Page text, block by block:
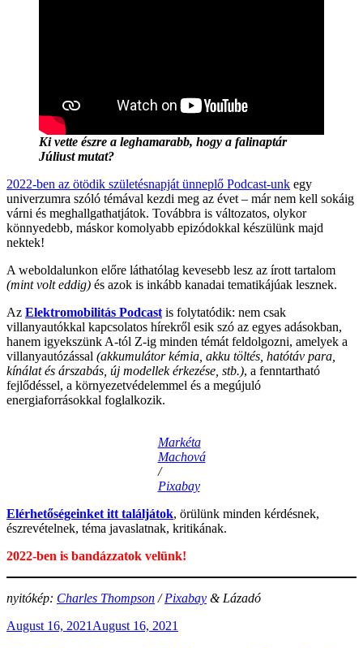
Ki vette észre a leghamarabb, hogy a falinaptár
Júliust mutat?
2022-ben az ötödik születésnapját ünneplő Podcast-unk egy
univerzumra szóló témával kezdi meg az évet – már nem kell sokáig
várni és meghallgathatjátok. Továbbra is változatos, olykor
könnyedebb, máskor komolyabb epizódokkal készülünk majd
nektek!
A weboldalunkon előre láthatólag kevesebb lesz az írott tartalom
(mint volt eddig) és azok is inkább kanadai tematikájúak lesznek.
Az Elektromobilitás Podcast is folytatódik: nem csak
villanyautókkal kapcsolatos hírekről esik szó az egyes adásokban,
hanem igyekszünk A-tól Z-ig minden témát feldolgozni, amelyek a
villanyautózással (akkumulátor kémia, akku töltés, hatótáv para,
kínálat és árszabás, új modellek érkezése, stb.), a fenntartható
fejlődéssel, a környezetvédelemmel és a megújuló
energiaforrásokkal foglalkozik.
Markéta
Machová
/
Pixabay
Elérhetőségeinket itt találjátok, örülünk minden kérdésnek,
észrevételnek, téma javaslatnak, kritikának.
2022-ben is bandázzatok velünk!
nyitókép: Charles Thompson /Pixabay & Lázadó
Posted
August 16, 2021 August 16, 2021